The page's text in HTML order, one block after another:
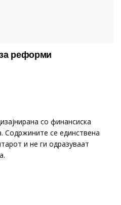
реформи
со финансиска
Содржините се единствена
и не ги одразуваат